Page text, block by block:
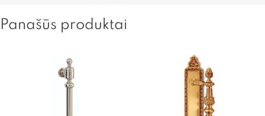
Panašūs produktai